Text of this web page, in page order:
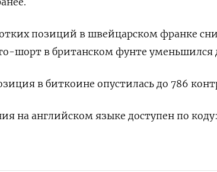
позиций в швейцарском франке
шорт в британском фунте уменьшился
в биткоине опустилась до 786
на английском языке доступен по